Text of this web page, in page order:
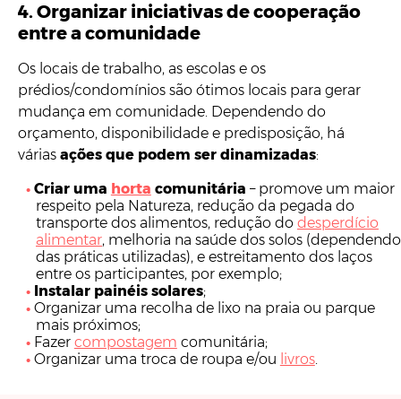
4. Organizar iniciativas de cooperação
entre a comunidade
Os locais de trabalho, as escolas e os
prédios/condomínios são ótimos locais para gerar
mudança em comunidade. Dependendo do
orçamento, disponibilidade e predisposição, há
várias ações que podem ser dinamizadas:
Criar uma horta comunitária – promove um maior
respeito pela Natureza, redução da pegada do
transporte dos alimentos, redução do desperdício
alimentar, melhoria na saúde dos solos (dependendo
das práticas utilizadas), e estreitamento dos laços
entre os participantes, por exemplo;
Instalar painéis solares;
Organizar uma recolha de lixo na praia ou parque
mais próximos;
Fazer compostagem comunitária;
Organizar uma troca de roupa e/ou livros.